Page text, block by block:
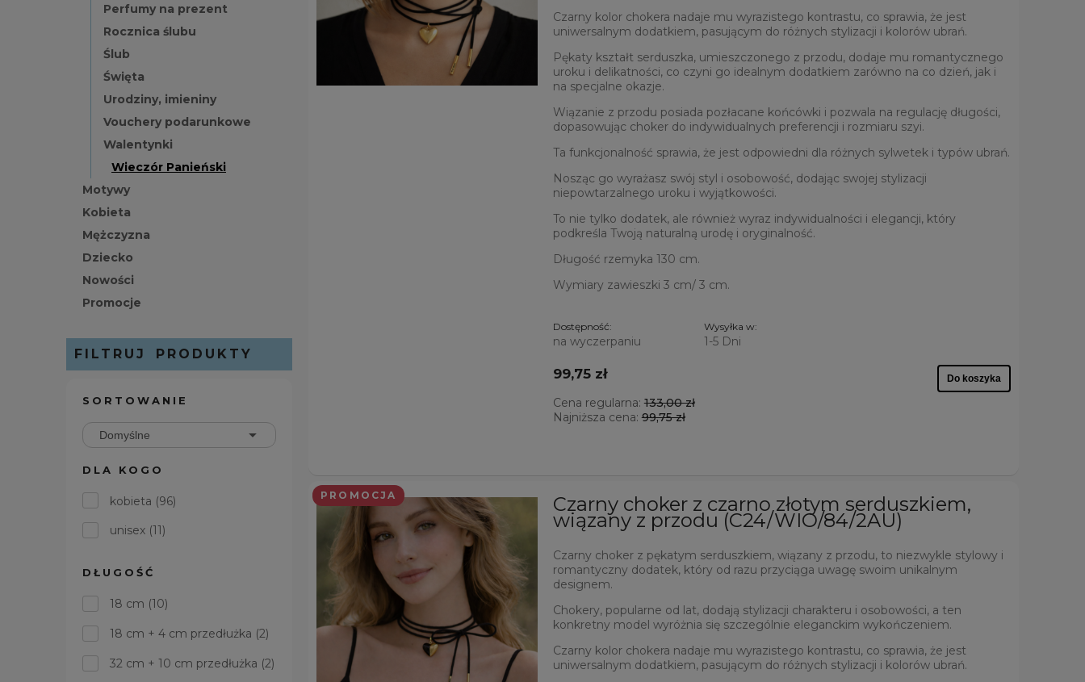
Perfumy na prezent
Rocznica ślubu
Ślub
Święta
Urodziny, imieniny
Vouchery podarunkowe
Walentynki
Wieczór Panieński
Motywy
Kobieta
Mężczyzna
Dziecko
Nowości
Promocje
FILTRUJ PRODUKTY
SORTOWANIE
DLA KOGO
kobieta (96)
unisex (11)
DŁUGOŚĆ
18 cm (10)
18 cm + 4 cm przedłużka (2)
32 cm + 10 cm przedłużka (2)
Czarny kolor chokera nadaje mu wyrazistego kontrastu, co sprawia, że jest
uniwersalnym dodatkiem, pasującym do różnych stylizacji i kolorów ubrań.
Pękaty kształt serduszka, umieszczonego z przodu, dodaje mu romantycznego
uroku i delikatności, co czyni go idealnym dodatkiem zarówno na co dzień, jak i
na specjalne okazje.
Wiązanie z przodu posiada pozłacane końcówki i pozwala na regulację długości,
dopasowując choker do indywidualnych preferencji i rozmiaru szyi.
Ta funkcjonalność sprawia, że jest odpowiedni dla różnych sylwetek i typów ubrań.
Nosząc go wyrażasz swój styl i osobowość, dodając swojej stylizacji
niepowtarzalnego uroku i wyjątkowości.
To nie tylko dodatek, ale również wyraz indywidualności i elegancji, który
podkreśla Twoją naturalną urodę i oryginalność.
Długość rzemyka 130 cm.
Wymiary zawieszki 3 cm/ 3 cm.
Dostępność:
na wyczerpaniu
Wysyłka w:
1-5 Dni
99,75 zł
Cena regularna:133,00 zł
Najniższa cena:99,75 zł
Do koszyka
Czarny choker z czarno złotym serduszkiem,
wiązany z przodu (C24/WIO/84/2AU)
Czarny choker z pękatym serduszkiem, wiązany z przodu, to niezwykle stylowy i
romantyczny dodatek, który od razu przyciąga uwagę swoim unikalnym
designem.
Chokery, popularne od lat, dodają stylizacji charakteru i osobowości, a ten
konkretny model wyróżnia się szczególnie eleganckim wykończeniem.
Czarny kolor chokera nadaje mu wyrazistego kontrastu, co sprawia, że jest
uniwersalnym dodatkiem, pasującym do różnych stylizacji i kolorów ubrań.
PROMOCJA